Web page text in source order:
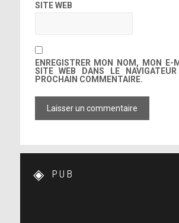
SITE WEB
ENREGISTRER MON NOM, MON E-
SITE WEB DANS LE
PROCHAIN COMMENTAIRE.
PUB